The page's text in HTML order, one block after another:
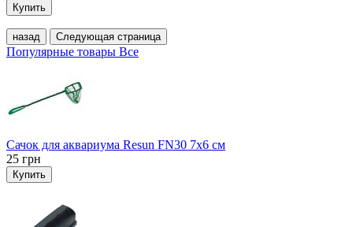
Купить
назад Следующая страница
Популярные товары Все
Сачок для аквариума Resun FN30 7х6 см
25 грн
Купить